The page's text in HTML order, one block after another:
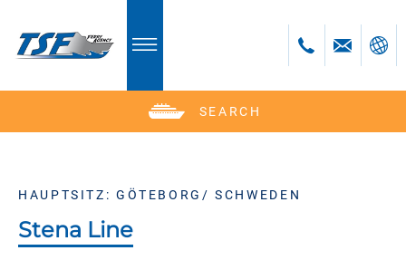
SEARCH
Česky
HAUPTSITZ: GÖTEBORG/ SCHWEDEN
Stena Line